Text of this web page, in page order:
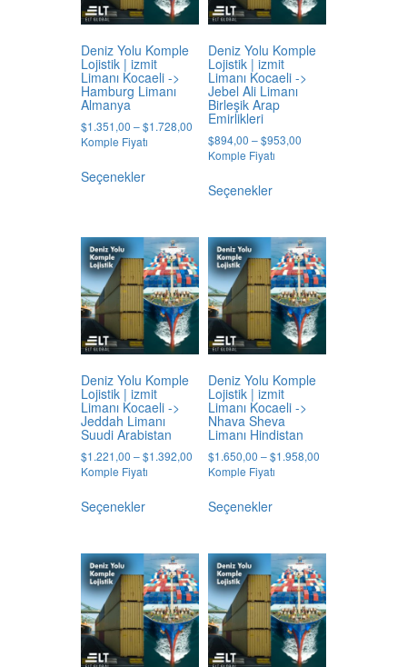
seçilebilir
Deniz Yolu Komple
Lojistik | izmit
Limanı Kocaeli ->
Hamburg Limanı
Almanya
$1.351,00 –$1.728,00 Price
range:
$1.351,00
$1.728,00
Komple Fiyatı
Seçeneklerürünün
varyasyonu
var.
Seçenekler
ürün
sayfasından
seçilebilir
Deniz Yolu Komple
Lojistik | izmit
Limanı Kocaeli ->
Jebel Ali Limanı
Birleşik Arap
Emirlikleri
$894,00 – $953,00
Komple Fiyatı
Seçeneklerürünün
varyasyonu
var.
Seçenekler
ürün
sayfasından
seçilebilir
Deniz Yolu Komple
Lojistik | izmit
Limanı Kocaeli ->
Jeddah Limanı
Suudi Arabistan
$1.221,00 –$1.392,00 Price
range:
through
$1.392,00
Komple Fiyatı
Seçeneklerürünün
varyasyonu
var.
Seçenekler
ürün
sayfasından
seçilebilir
Deniz Yolu Komple
Lojistik | izmit
Limanı Kocaeli ->
Nhava Sheva
Limanı Hindistan
$1.650,00 – $1.958,00
Komple Fiyatı
Seçeneklerürünün
varyasyonu
var.
Seçenekler
ürün
sayfasından
seçilebilir